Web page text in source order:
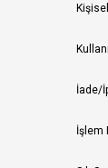
İade/
İşlem